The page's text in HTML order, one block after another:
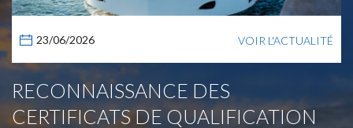
23/06/2026 VOIR L'ACTUALITÉ
RECONNAISSANCE DES
CERTIFICATS DE QUALIFICATION